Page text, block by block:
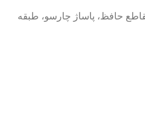
حافظ، پاساژ چارسو، طبقه